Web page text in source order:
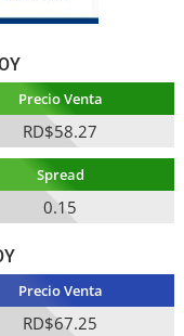
Precio Venta
RD$58.27
Spread
0.15
Precio Venta
RD$67.25